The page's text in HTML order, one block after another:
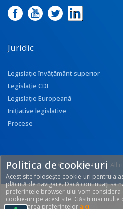
Juridic
Legislație învățământ superior
Legislație CDI
Legislație Europeană
Inițiative legislative
Procese
© 2017 UEFISCDI. All
[T: 0.29, O:
Politica de cookie-uri
Acest site folosește cookie-uri pentru a
plăcută de navigare. Dacă continuați sa
preferințele browser-ului vom considera
cookie-uri pe acest site. Găsiți mai
modificarea preferințelor aici.